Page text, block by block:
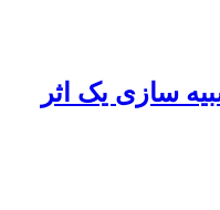
سازی یک اثر